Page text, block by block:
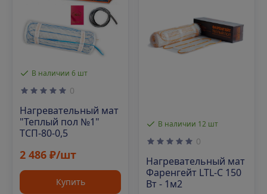
В наличии 6 шт
0
Нагревательный мат
"Теплый пол №1"
ТСП-80-0,5
2 486 ₽/шт
Купить
В наличии 12 шт
0
Нагревательный мат
Фаренгейт LTL-C 150
Вт - 1м2